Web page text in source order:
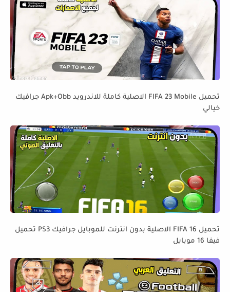
تحميل FIFA 23 Mobile الاصلية كاملة للاندرويد Apk+Obb جرافيك
خيالي
تحميل FIFA 16 الاصلية بدون انترنت للموبايل جرافيك PS3 تحميل
فيفا 16 موبايل